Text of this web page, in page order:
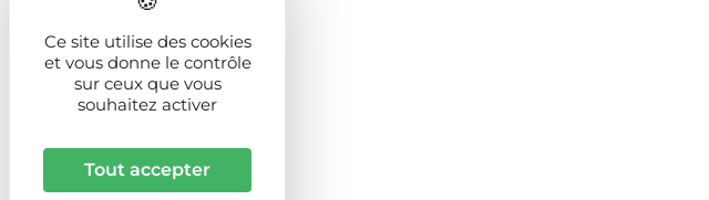
Ce site utilise des cookies
et vous donne le contrôle
sur ceux que vous
souhaitez activer
Tout accepter